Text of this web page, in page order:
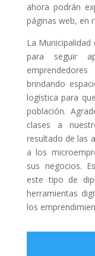
ahora podrán
páginas web, en
La
para seguir
brindando
logística para
población.
clases a
resultado de las
a los
sus negocios.
este tipo de
herramientas
los